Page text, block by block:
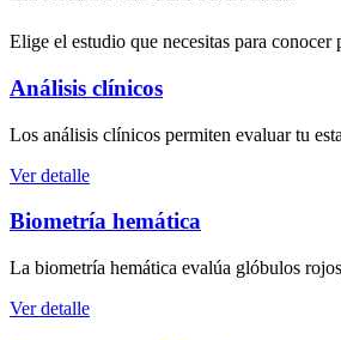
Elige el estudio que necesitas para
Análisis clínicos
Los análisis clínicos permiten evaluar tu
Ver detalle
Biometría hemática
La biometría hemática evalúa glóbulos
Ver detalle